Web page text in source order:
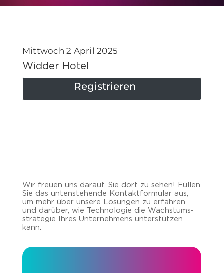
Mittwoch 2 April 2025
Widder Hotel
Registrieren
Wir freu­en uns dar­auf, Sie dort zu sehen! Fül­len
Sie das un­ten­ste­hen­de Kon­takt­for­mu­lar aus,
um mehr über un­se­re Lö­sun­gen zu er­fah­ren
und dar­über, wie Tech­no­lo­gie die Wachs­tums­
stra­te­gie Ihres Un­ter­neh­mens un­ter­stüt­zen
kann.